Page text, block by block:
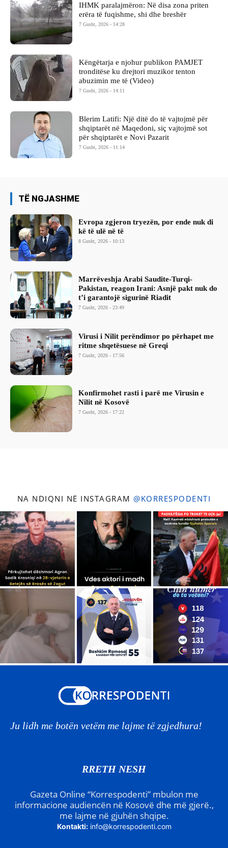
IHMK paralajmëron: Në disa zona priten
erëra të fuqishme, shi dhe breshër
7 Gusht, 2026 - 14:28
Këngëtarja e njohur publikon PAMJET
tronditëse ku drejtori muzikor tenton
abuzimin me të (Video)
7 Gusht, 2026 - 14:11
Blerim Latifi: Një ditë do të vajtojmë për
shqiptarët në Maqedoni, siç vajtojmë sot
për shqiptarët e Novi Pazarit
7 Gusht, 2026 - 11:14
TË NGJASHME
Evropa zgjeron tryezën, por ende nuk di
kë të ulë në të
8 Gusht, 2026 - 10:13
Marrëveshja Arabi Saudite-Turqi-
Pakistan, reagon Irani: Asnjë pakt nuk do
t’i garantojë sigurinë Riadit
7 Gusht, 2026 - 23:49
Virusi i Nilit perëndimor po përhapet me
ritme shqetësuese në Greqi
7 Gusht, 2026 - 17:56
Konfirmohet rasti i parë me Virusin e
Nilit në Kosovë
7 Gusht, 2026 - 17:22
NA NDIQNI NË INSTAGRAM @KORRESPODENTI
Ju lidh me botën vetëm me lajme të zgjedhura!
RRETH NESH
Gazeta Online “Korrespodenti” mbulon me
informacione audiencën në Kosovë dhe më gjerë.,
me lajme në gjuhën shqipe.
Kontakti: info@korrespodenti.com